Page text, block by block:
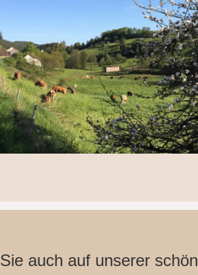
auch auf unserer